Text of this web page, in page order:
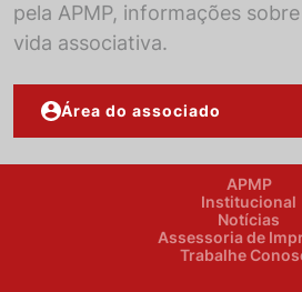
pela APMP, informações
vida associativa.
Área do associado
APMP
Institucional
Notícias
Assessoria de
Trabalhe